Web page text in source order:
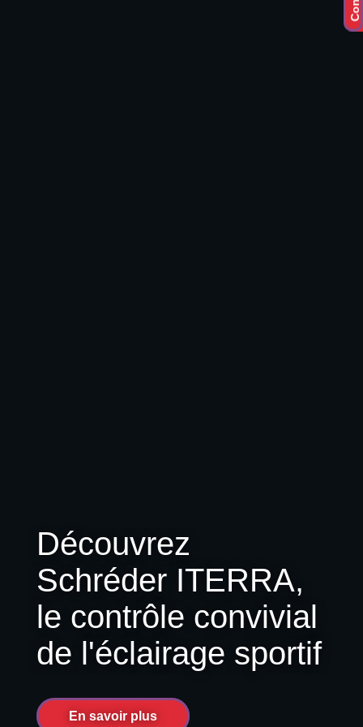
Découvrez
Schréder ITERRA,
le contrôle convivial
de l'éclairage sportif
En savoir plus